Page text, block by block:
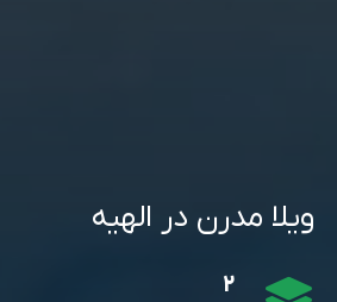
ویلا مدرن در الهیه
2